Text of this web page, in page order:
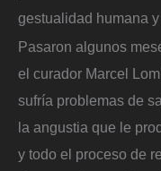
gestualidad humana
Pasaron algunos
el curador Marcel
sufría problemas de
la angustia que le
y todo el proceso de